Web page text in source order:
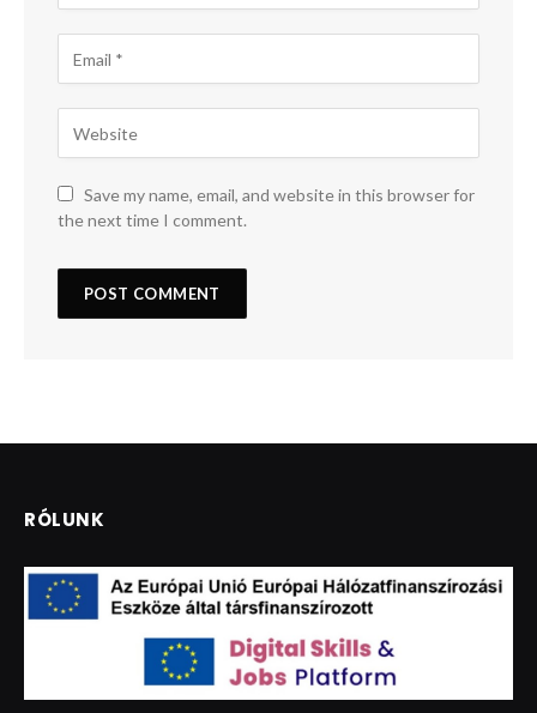
Save my name, email, and website in this browser for
the next time I comment.
RÓLUNK